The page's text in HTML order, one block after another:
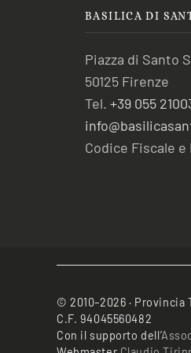
BASILICA DI
Piazza di Santo
50125 Firenze
Tel.+39 055
Codice Fiscale e
© 2010–2026 ·
C.F. 94045560482
Con il supporto dell’